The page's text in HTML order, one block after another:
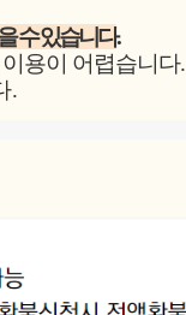
수 있습니다.
용이 어렵습니다.
.